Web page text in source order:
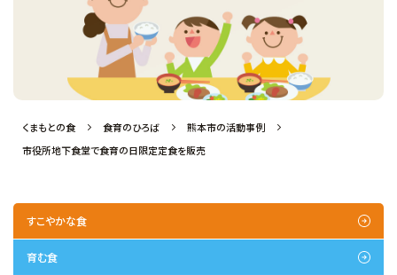
くまもとの食 食育のひろば
熊本市の活動事例
市役所地下食堂で食育の日限定定食を販売
すこやかな食
育む食